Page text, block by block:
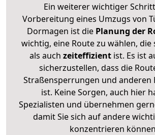
Ein weiterer wichtiger
Vorbereitung eines Umzugs von
Dormagen ist diePlanung der
wichtig, eine Route zu wählen, die
als auch zeiteffizientist. Es ist
sicherzustellen, dass die
Straßensperrungen und anderen
ist. Keine Sorgen, auch hier
Spezialisten und übernehmen
damit Sie sich auf andere
konzentrieren